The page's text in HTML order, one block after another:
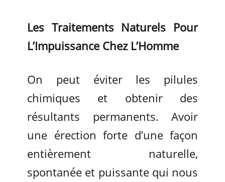
Les Traitements Naturels Pour
L’Impuissance Chez L’Homme
On peut éviter les pilules
chimiques et obtenir des
résultants permanents. Avoir
une érection forte d’une façon
entièrement naturelle,
spontanée et puissante qui nous